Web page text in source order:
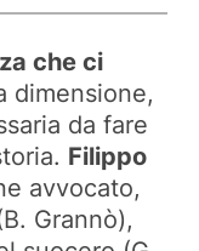
che ci
dimensione,
da fare
Filippo
avvocato,
Grannò),